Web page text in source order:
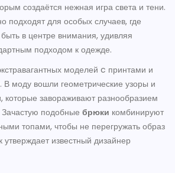
создаётся нежная игра света и тени.
подходят для особых случаев, где
в центре внимания, удивляя
подходом к одежде.
моделей c принтами и
моду вошли геометрические узоры и
которые завораживают разнообразием
Зачастую подобные брюки комбинируют
топами, чтобы не перегружать образ
утверждает известный дизайнер